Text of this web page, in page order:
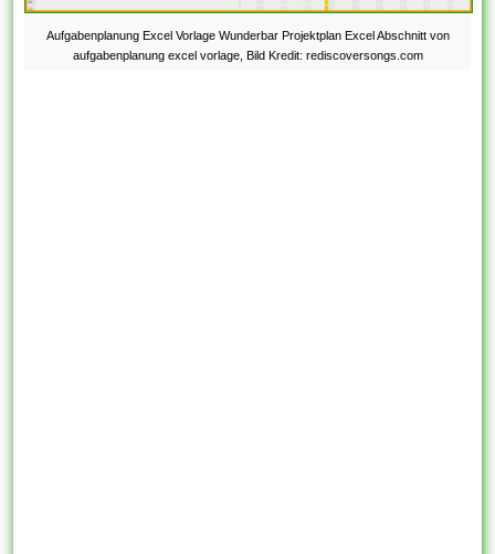
Aufgabenplanung Excel Vorlage Wunderbar Projektplan Excel Abschnitt von
aufgabenplanung excel vorlage, Bild Kredit: rediscoversongs.com